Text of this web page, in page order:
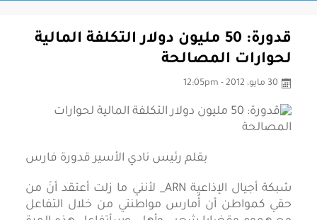
قدورة: 50 مليون دولار التكلفة المالية
لحوارات المصالحة
30 مايو، 2012 - 12:05pm
بقلم رئيس نادي الأسير قدورة فارس
شبكة أجيال الإذاعية ARN_ لأنني ما زلت أعتقد أنَ من
حقي كمواطن أن أُمارس مواطنتي من خلال التفاعل